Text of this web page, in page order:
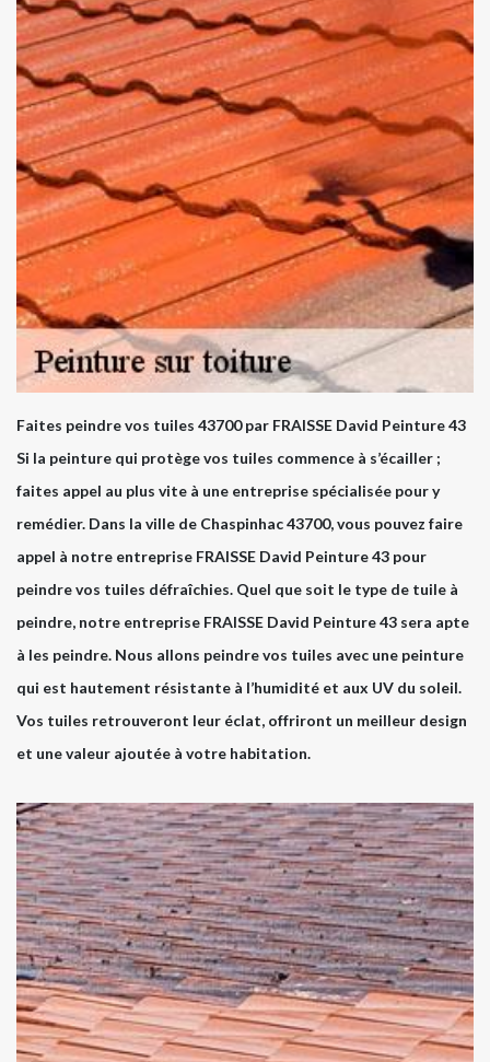
Faites peindre vos tuiles 43700 par FRAISSE David Peinture 43
Si la peinture qui protège vos tuiles commence à s’écailler ;
faites appel au plus vite à une entreprise spécialisée pour y
remédier. Dans la ville de Chaspinhac 43700, vous pouvez faire
appel à notre entreprise FRAISSE David Peinture 43 pour
peindre vos tuiles défraîchies. Quel que soit le type de tuile à
peindre, notre entreprise FRAISSE David Peinture 43 sera apte
à les peindre. Nous allons peindre vos tuiles avec une peinture
qui est hautement résistante à l’humidité et aux UV du soleil.
Vos tuiles retrouveront leur éclat, offriront un meilleur design
et une valeur ajoutée à votre habitation.